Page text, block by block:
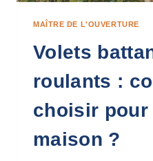
MAÎTRE DE L'OUVERTURE
Volets
roulants :
choisir pour
maison ?